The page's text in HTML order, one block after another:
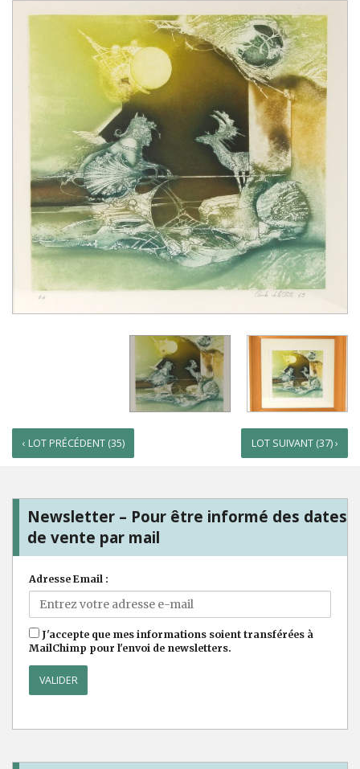
‹ LOT PRÉCÉDENT (35) LOT SUIVANT (37) ›
Newsletter – Pour être informé des dates
de vente par mail
Adresse Email :
J'accepte que mes informations soient transférées à
MailChimp pour l'envoi de newsletters.